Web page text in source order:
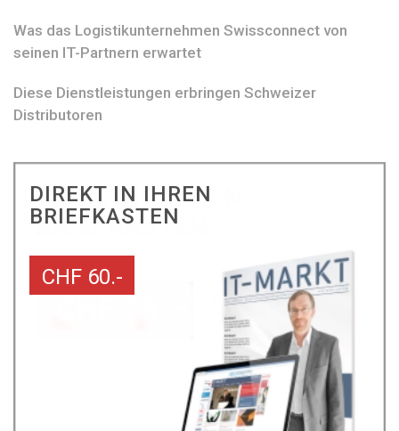
Was das Logistikunternehmen Swissconnect von
seinen IT-Partnern erwartet
Diese Dienstleistungen erbringen Schweizer
Distributoren
DIREKT IN IHREN
BRIEFKASTEN
CHF 60.-